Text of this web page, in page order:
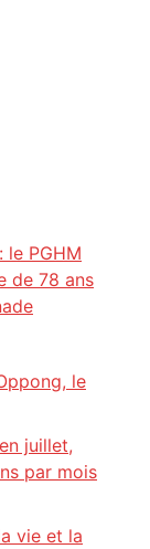
le PGHM
de 78 ans
le
juillet,
par mois
vie et la